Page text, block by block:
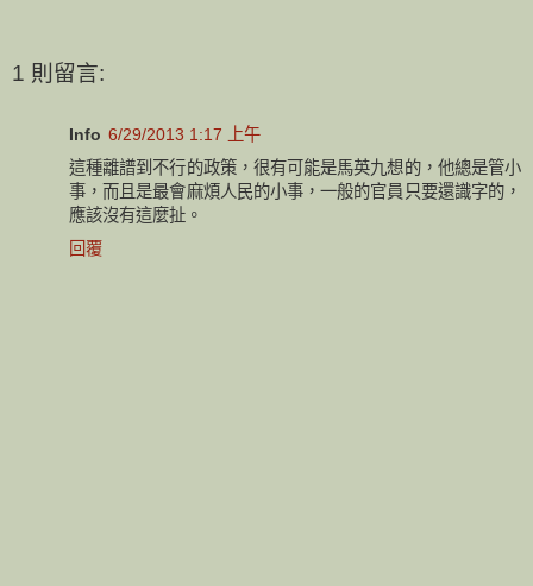
1 則留言:
Info 6/29/2013 1:17 上午
這種離譜到不行的政策，很有可能是馬英九想的，他總是管小
事，而且是最會麻煩人民的小事，一般的官員只要還識字的，
應該沒有這麼扯。
回覆